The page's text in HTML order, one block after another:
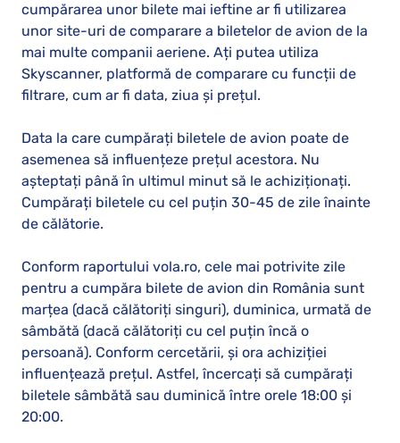
cumpărarea unor bilete mai ieftine ar fi utilizarea
unor site-uri de comparare a biletelor de avion de la
mai multe companii aeriene. Ați putea utiliza
Skyscanner, platformă de comparare cu funcții de
filtrare, cum ar fi data, ziua și prețul.
Data la care cumpărați biletele de avion poate de
asemenea să influențeze prețul acestora. Nu
așteptați până în ultimul minut să le achiziționați.
Cumpărați biletele cu cel puțin 30-45 de zile înainte
de călătorie.
Conform raportului vola.ro, cele mai potrivite zile
pentru a cumpăra bilete de avion din România sunt
marțea (dacă călătoriți singuri), duminica, urmată de
sâmbătă (dacă călătoriți cu cel puțin încă o
persoană). Conform cercetării, și ora achiziției
influențează prețul. Astfel, încercați să cumpărați
biletele sâmbătă sau duminică între orele 18:00 și
20:00.